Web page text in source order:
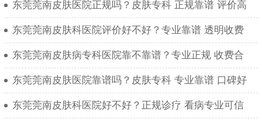
东莞莞南皮肤医院正规吗？皮肤专科 正规靠谱 评价高
东莞莞南皮肤科医院评价好不好？专业靠谱 透明收费
东莞莞南皮肤病专科医院靠不靠谱？专业正规 收费合
东莞莞南皮肤医院靠谱吗？皮肤专科 专业靠谱 口碑好
东莞莞南皮肤科医院好不好？正规诊疗 看病专业可信